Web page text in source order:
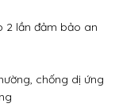
2 lần đảm bảo an
chống dị ứng